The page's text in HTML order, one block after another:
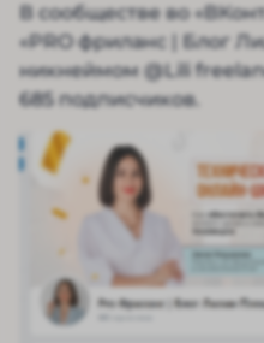
В сообществе во
«PRO фриланс | Блог
никнеймом @Lili
685 подписчиков.